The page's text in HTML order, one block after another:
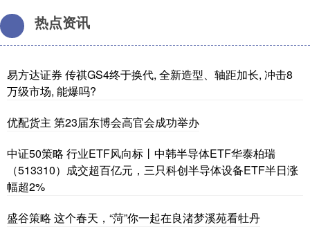
热点资讯
易方达证券 传祺GS4终于换代, 全新造型、轴距加长, 冲击8
万级市场, 能爆吗?
优配货主 第23届东博会高官会成功举办
中证50策略 行业ETF风向标丨中韩半导体ETF华泰柏瑞
（513310）成交超百亿元，三只科创半导体设备ETF半日涨
幅超2%
盛谷策略 这个春天，“菏”你一起在良渚梦溪苑看牡丹